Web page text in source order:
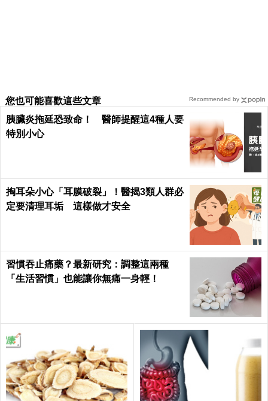
您也可能喜歡這些文章
胰臟炎拖延恐致命！ 醫師提醒這4種人要
特別小心
掏耳朵小心「耳膜破裂」！醫揭3類人群必
定要清理耳垢 這樣做才安全
習慣吞止痛藥？最新研究：調整這兩種
「生活習慣」也能讓你無痛一身輕！
Recommended by